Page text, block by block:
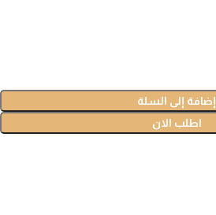
إضافة إلى السلة
اطلب الان